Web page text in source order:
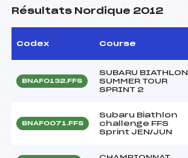
Résultats Nordique 2012
Codex Course
BNAF0132.FFS
SUBARU BIATHLON
SUMMER TOUR
SPRINT 2
BNAF0071.FFS
Subaru Biathlon
challenge FFS
Sprint JEN/JUN